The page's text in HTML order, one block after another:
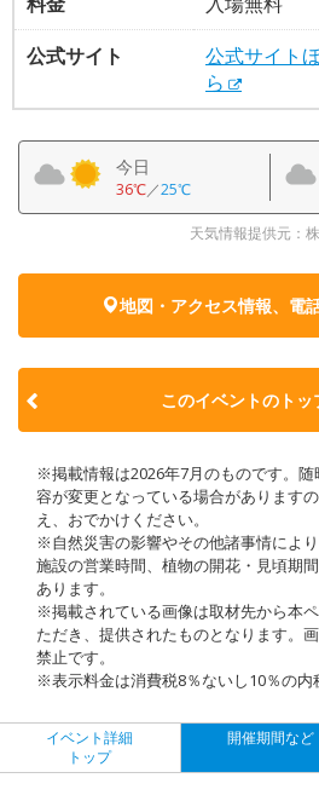
公式サイト
公式サイト
ら
今日
36℃／25℃
天気情報提供元：
地図・アクセス情報、電
このイベントのトッ
※掲載情報は2026年7月のものです。
容が変更となっている場合があります
え、おでかけください。
※自然災害の影響やその他諸事情により
施設の営業時間、植物の開花・見頃期
あります。
※掲載されている画像は取材先から本
ただき、提供されたものとなります。
禁止です。
※表示料金は消費税8％ないし10％の内
イベント詳細
トップ
開催期間など